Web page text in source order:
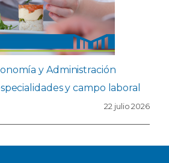
y Administración
y campo laboral
22 julio 2026